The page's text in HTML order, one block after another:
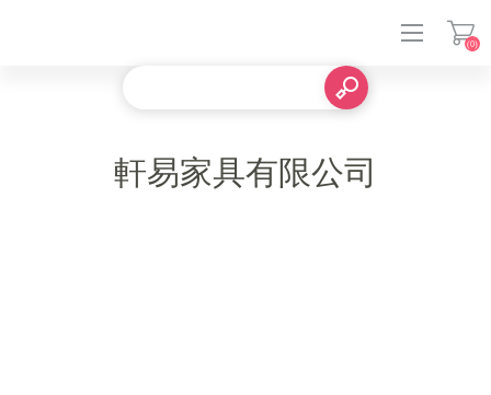
(0)
軒易家具有限公司